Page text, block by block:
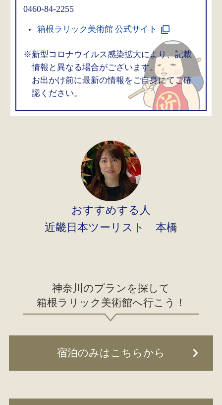
0460-84-2255
箱根ラリック美術館 公式サイト
※新型コロナウイルス感染拡大により、記載
情報と異なる場合がございます。
お出かけ前に最新の情報をご自身にてご確
認ください。
おすすめする人
近畿日本ツーリスト 本橋
神奈川のプランを探して
箱根ラリック美術館へ行こう！
宿泊のみはこちらから